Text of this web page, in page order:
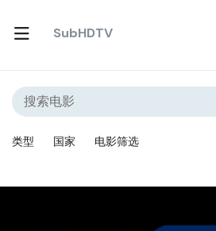
SubHDTV
类型 国家 电影筛选